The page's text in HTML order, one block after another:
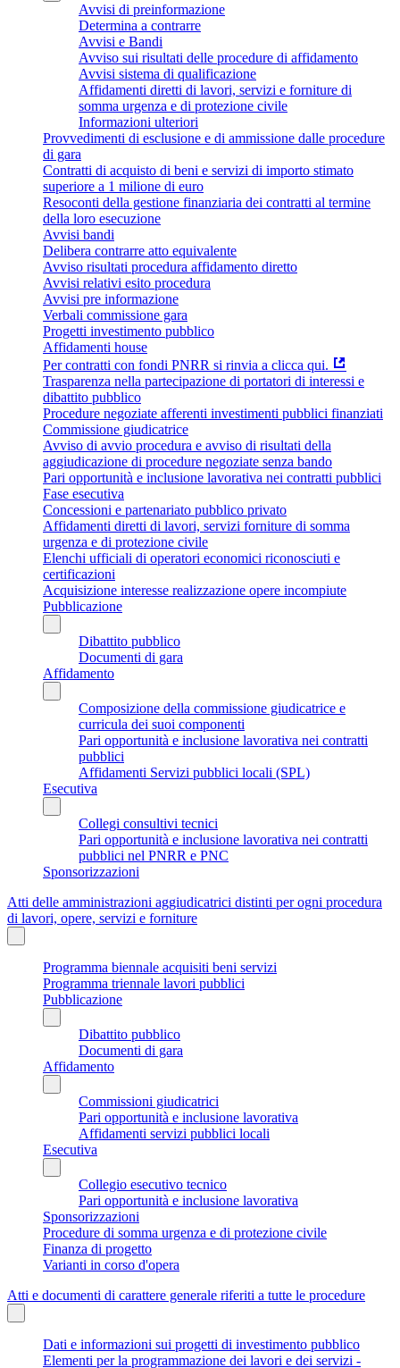
Avvisi di preinformazione
Determina a contrarre
Avvisi e Bandi
Avviso sui risultati delle procedure di affidamento
Avvisi sistema di qualificazione
Affidamenti diretti di lavori, servizi e forniture di
somma urgenza e di protezione civile
Informazioni ulteriori
Provvedimenti di esclusione e di ammissione dalle procedure
di gara
Contratti di acquisto di beni e servizi di importo stimato
superiore a 1 milione di euro
Resoconti della gestione finanziaria dei contratti al termine
della loro esecuzione
Avvisi bandi
Delibera contrarre atto equivalente
Avviso risultati procedura affidamento diretto
Avvisi relativi esito procedura
Avvisi pre informazione
Verbali commissione gara
Progetti investimento pubblico
Affidamenti house
Per contratti con fondi PNRR si rinvia a clicca qui.
Trasparenza nella partecipazione di portatori di interessi e
dibattito pubblico
Procedure negoziate afferenti investimenti pubblici finanziati
Commissione giudicatrice
Avviso di avvio procedura e avviso di risultati della
aggiudicazione di procedure negoziate senza bando
Pari opportunità e inclusione lavorativa nei contratti pubblici
Fase esecutiva
Concessioni e partenariato pubblico privato
Affidamenti diretti di lavori, servizi forniture di somma
urgenza e di protezione civile
Elenchi ufficiali di operatori economici riconosciuti e
certificazioni
Acquisizione interesse realizzazione opere incompiute
Pubblicazione
Dibattito pubblico
Documenti di gara
Affidamento
Composizione della commissione giudicatrice e
curricula dei suoi componenti
Pari opportunità e inclusione lavorativa nei contratti
pubblici
Affidamenti Servizi pubblici locali (SPL)
Esecutiva
Collegi consultivi tecnici
Pari opportunità e inclusione lavorativa nei contratti
pubblici nel PNRR e PNC
Sponsorizzazioni
Atti delle amministrazioni aggiudicatrici distinti per ogni procedura
di lavori, opere, servizi e forniture
Programma biennale acquisiti beni servizi
Programma triennale lavori pubblici
Pubblicazione
Dibattito pubblico
Documenti di gara
Affidamento
Commissioni giudicatrici
Pari opportunità e inclusione lavorativa
Affidamenti servizi pubblici locali
Esecutiva
Collegio esecutivo tecnico
Pari opportunità e inclusione lavorativa
Sponsorizzazioni
Procedure di somma urgenza e di protezione civile
Finanza di progetto
Varianti in corso d'opera
Atti e documenti di carattere generale riferiti a tutte le procedure
Dati e informazioni sui progetti di investimento pubblico
Elementi per la programmazione dei lavori e dei servizi -